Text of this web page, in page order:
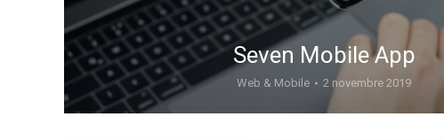
Seven Mobile App
Web & Mobile 2 novembre 2019